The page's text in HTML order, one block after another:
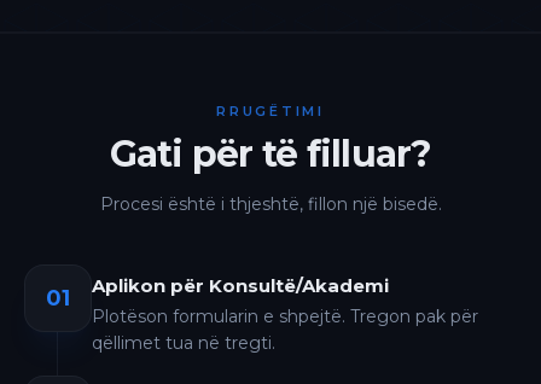
RRUGËTIMI
Gati për të filluar?
Procesi është i thjeshtë, fillon një bisedë.
01 Aplikon për Konsultë/Akademi
Plotëson formularin e shpejtë. Tregon pak për
qëllimet tua në tregti.